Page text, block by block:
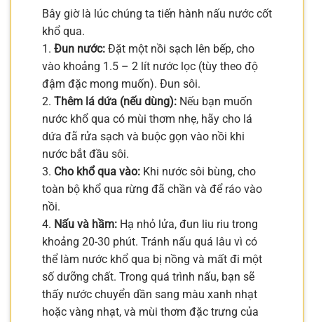
Bây giờ là lúc chúng ta tiến hành nấu nước cốt
khổ qua.
1. Đun nước: Đặt một nồi sạch lên bếp, cho
vào khoảng 1.5 – 2 lít nước lọc (tùy theo độ
đậm đặc mong muốn). Đun sôi.
2. Thêm lá dứa (nếu dùng): Nếu bạn muốn
nước khổ qua có mùi thơm nhẹ, hãy cho lá
dứa đã rửa sạch và buộc gọn vào nồi khi
nước bắt đầu sôi.
3. Cho khổ qua vào: Khi nước sôi bùng, cho
toàn bộ khổ qua rừng đã chần và để ráo vào
nồi.
4. Nấu và hầm: Hạ nhỏ lửa, đun liu riu trong
khoảng 20-30 phút. Tránh nấu quá lâu vì có
thể làm nước khổ qua bị nồng và mất đi một
số dưỡng chất. Trong quá trình nấu, bạn sẽ
thấy nước chuyển dần sang màu xanh nhạt
hoặc vàng nhạt, và mùi thơm đặc trưng của